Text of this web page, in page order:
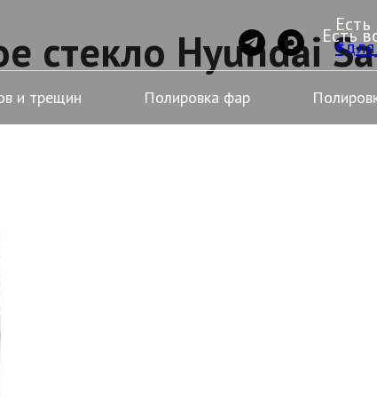
и трещин Полировка фар
Есть
стекло Hyundai